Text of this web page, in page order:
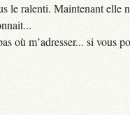
le ralenti. Maintenant elle
où m’adresser... si vous